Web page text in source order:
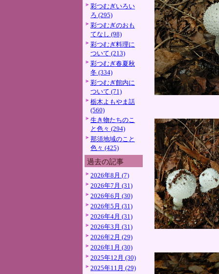
彩つむぎいろい
ろ (295)
彩つむぎのおも
てなし (98)
彩つむぎ料理に
ついて (213)
彩つむぎ春夏秋
冬 (334)
彩つむぎ館内に
ついて (71)
栃木よもやま話
(560)
生き物たちのこ
と色々 (294)
那須地域のこと
色々 (425)
過去の記事
2026年8月 (7)
2026年7月 (31)
2026年6月 (30)
2026年5月 (31)
2026年4月 (31)
2026年3月 (31)
2026年2月 (29)
2026年1月 (30)
2025年12月 (30)
2025年11月 (29)